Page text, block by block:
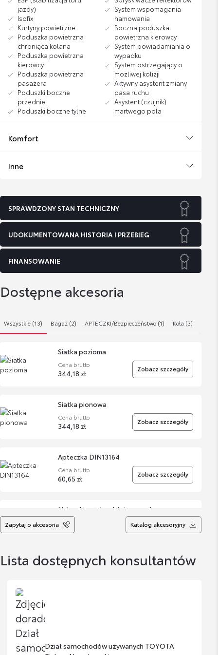
jazdy)
Isofix
Kurtyny powietrzne
Poduszka powietrzna
chroniąca kolana
Poduszka powietrzna
kierowcy
Poduszka powietrzna
pasażera
Poduszki boczne
przednie
Poduszki boczne tylne
System wspomagania
hamowania
Boczna poduszka
powietrzna kierowcy
System powiadamiania o
wypadku
System ostrzegający o
możliwej kolizji
Aktywny asystent zmiany
pasa ruchu
Asystent (czujnik)
martwego pola
Komfort
Inne
SPRAWDZONY STAN TECHNICZNY
UDOKUMENTOWANA HISTORIA I PRZEBIEG
FINANSOWANIE
Dostępne akcesoria
Wszystkie (13) Bagaż (2) APTECZKI/Bezpieczeństwo (1) Koła (3)
Siatka pozioma
Cena brutto
344,18 zł Zobacz szczegóły
Siatka pionowa
Cena brutto
344,18 zł Zobacz szczegóły
Apteczka DIN13164
Cena brutto
60,65 zł Zobacz szczegóły
Nakrętki antykradzieżowe - chromowane
Cena brutto
332,81 zł Zobacz szczegóły
Nakrętki antykradzieżowe - krótkie czarne
Zapytaj o akcesoria Katalog akcesoryjny
Lista dostępnych konsultantów
Dział samochodów używanych TOYOTA